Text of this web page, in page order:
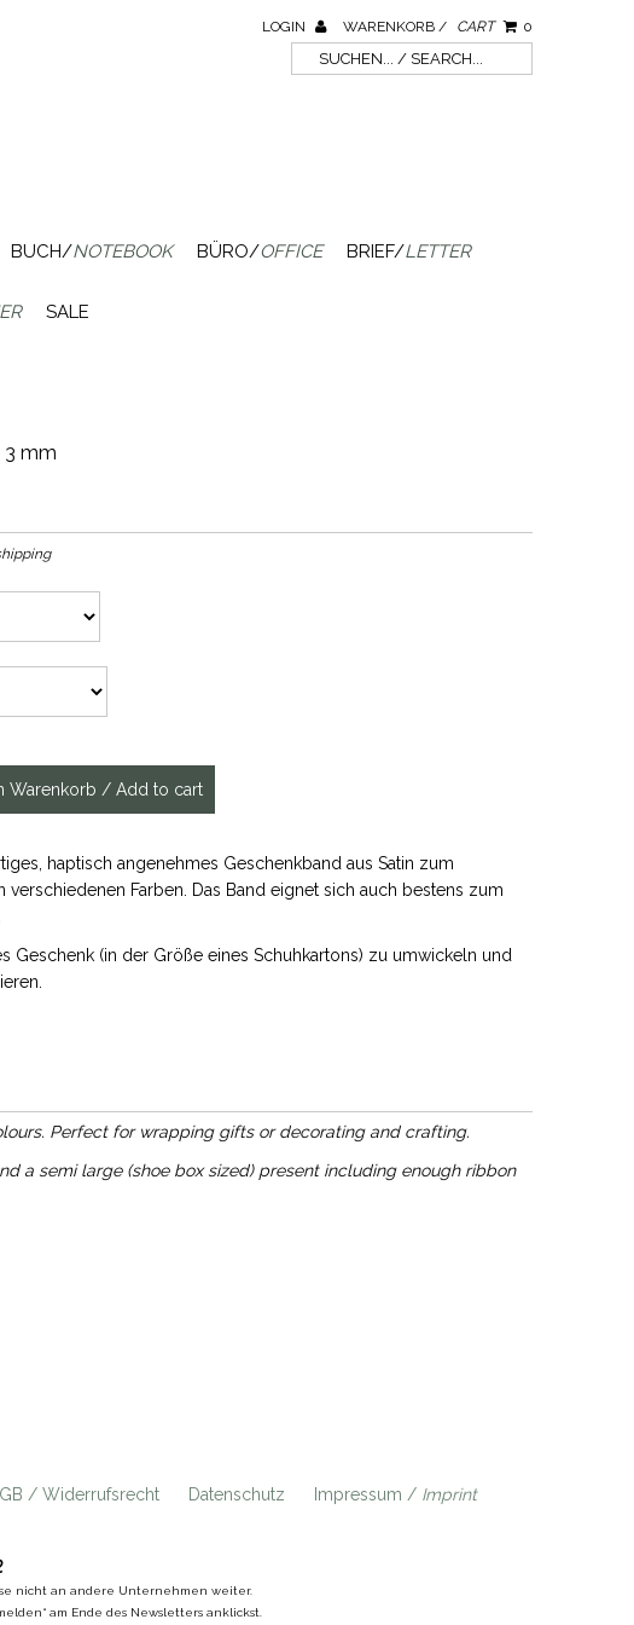
LOGIN WARENKORB / CART 0
BUCH/NOTEBOOK BÜRO/OFFICE BRIEF/LETTER
SALE
3 mm
haptisch angenehmes Geschenkband aus Satin zum
Farben. Das Band eignet sich auch bestens zum
Geschenk (in der Größe eines Schuhkartons) zu umwickeln und
Perfect for wrapping gifts or decorating and crafting.
a semi large (shoe box sized) present including enough ribbon
/ Widerrufsrecht Datenschutz Impressum / Imprint
nicht an andere Unternehmen weiter.
am Ende des Newsletters anklickst.